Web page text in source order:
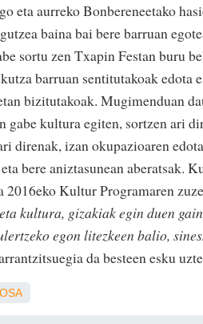
eta aurreko Bonbereneetako
baina bai bere barruan
sortu zen Txapin Festan buru
barruan sentitutakoak edota
bizitutakoak. Mugimenduan
gabe kultura egiten, sortzen ari
direnak, izan okupazioaren
bere aniztasunean aberatsak.
2016eko Kultur Programaren
kultura, gizakiak egin duen
egon litezkeen balio,
da besteen esku